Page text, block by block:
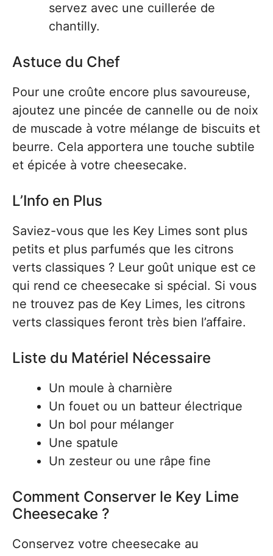
servez avec une cuillerée de
chantilly.
Astuce du Chef
Pour une croûte encore plus savoureuse,
ajoutez une pincée de cannelle ou de noix
de muscade à votre mélange de biscuits et
beurre. Cela apportera une touche subtile
et épicée à votre cheesecake.
L’Info en Plus
Saviez-vous que les Key Limes sont plus
petits et plus parfumés que les citrons
verts classiques ? Leur goût unique est ce
qui rend ce cheesecake si spécial. Si vous
ne trouvez pas de Key Limes, les citrons
verts classiques feront très bien l’affaire.
Liste du Matériel Nécessaire
Un moule à charnière
Un fouet ou un batteur électrique
Un bol pour mélanger
Une spatule
Un zesteur ou une râpe fine
Comment Conserver le Key Lime
Cheesecake ?
Conservez votre cheesecake au